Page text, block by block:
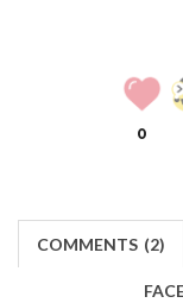
0
COMMENTS (2)